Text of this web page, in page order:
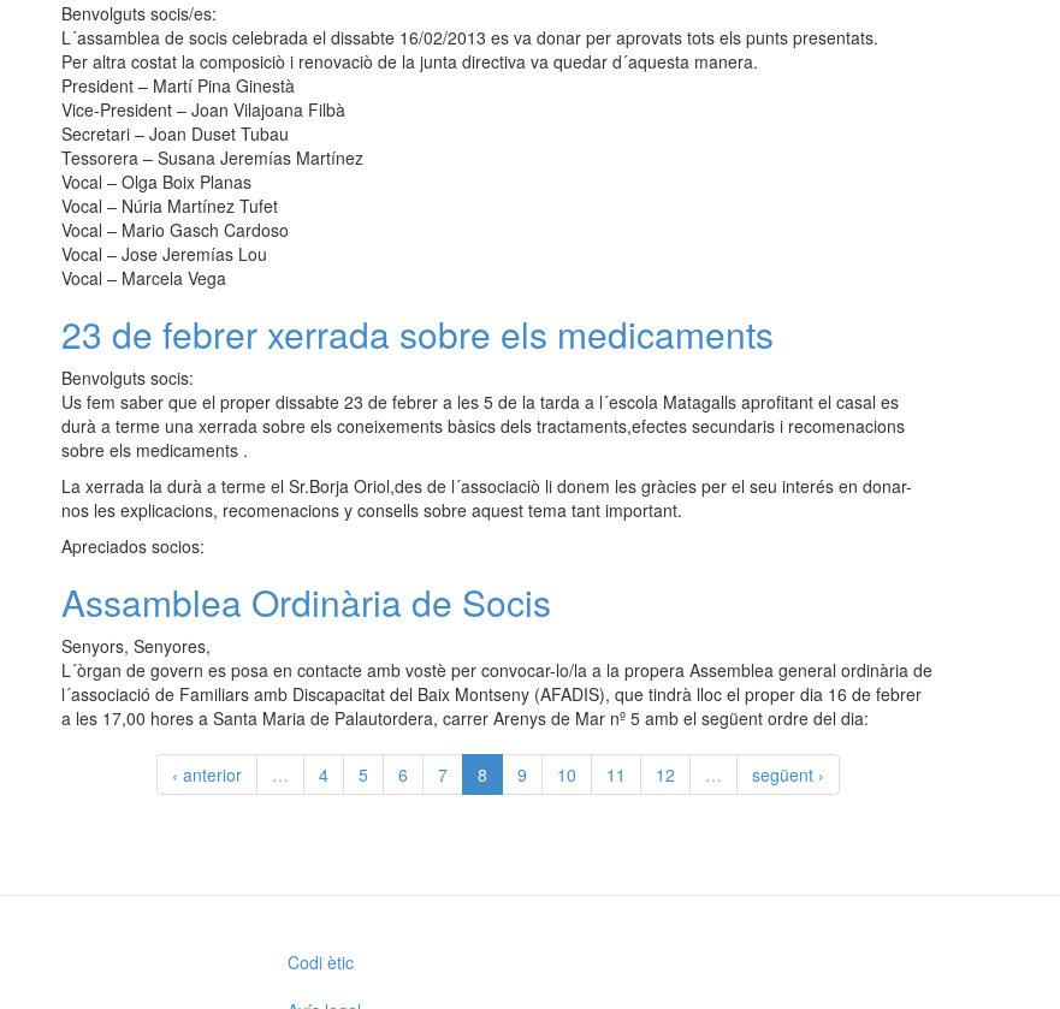
Benvolguts socis/es:
L´assamblea de socis celebrada el dissabte 16/02/2013 es va donar per aprovats tots els punts presentats.
Per altra costat la composiciò i renovaciò de la junta directiva va quedar d´aquesta manera.
President – Martí Pina Ginestà
Vice-President – Joan Vilajoana Filbà
Secretari – Joan Duset Tubau
Tessorera – Susana Jeremías Martínez
Vocal – Olga Boix Planas
Vocal – Núria Martínez Tufet
Vocal – Mario Gasch Cardoso
Vocal – Jose Jeremías Lou
Vocal – Marcela Vega
23 de febrer xerrada sobre els medicaments
Benvolguts socis:
Us fem saber que el proper dissabte 23 de febrer a les 5 de la tarda a l´escola Matagalls aprofitant el casal es
durà a terme una xerrada sobre els coneixements bàsics dels tractaments,efectes secundaris i recomenacions
sobre els medicaments .
La xerrada la durà a terme el Sr.Borja Oriol,des de l´associaciò li donem les gràcies per el seu interés en donar-
nos les explicacions, recomenacions y consells sobre aquest tema tant important.
Apreciados socios:
Assamblea Ordinària de Socis
Senyors, Senyores,
L´òrgan de govern es posa en contacte amb vostè per convocar-lo/la a la propera Assemblea general ordinària de
l´associació de Familiars amb Discapacitat del Baix Montseny (AFADIS), que tindrà lloc el proper dia 16 de febrer
a les 17,00 hores a Santa Maria de Palautordera, carrer Arenys de Mar nº 5 amb el següent ordre del dia:
‹ anterior … 4 5 6 7 8 9 10 11 12 … següent ›
Codi ètic